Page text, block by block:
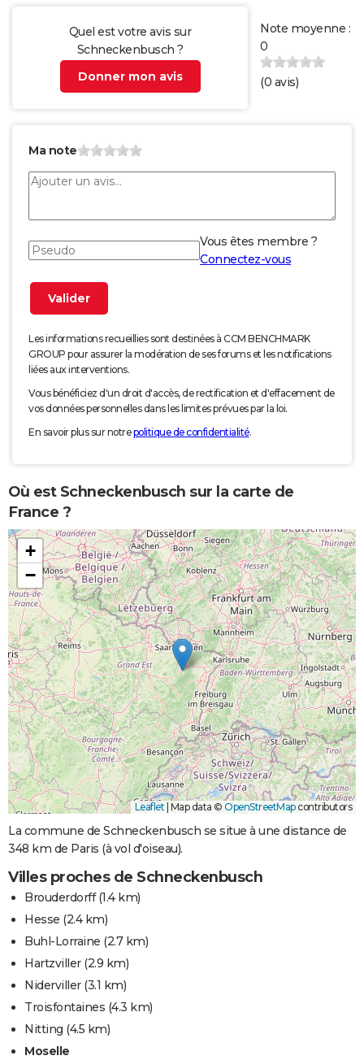
Quel est votre avis sur
Schneckenbusch ?
Donner mon avis
Note moyenne :
0
(0 avis)
Ma note
Vous êtes membre ?
Connectez-vous
Les informations recueillies sont destinées à CCM BENCHMARK
GROUP pour assurer la modération de ses forums et les notifications
liées aux interventions.
Vous bénéficiez d'un droit d'accès, de rectification et d'effacement de
vos données personnelles dans les limites prévues par la loi.
En savoir plus sur notrepolitique de confidentialité.
Où est Schneckenbusch sur la carte de
France ?
+
−
Leaflet Map data © OpenStreetMapcontributors
La commune de Schneckenbusch se situe à une distance de
348 km de Paris (à vol d'oiseau).
Villes proches de Schneckenbusch
Brouderdorff(1.4 km)
Hesse (2.4 km)
Buhl-Lorraine (2.7 km)
Hartzviller(2.9 km)
Niderviller(3.1 km)
Troisfontaines (4.3 km)
Nitting (4.5 km)
Moselle